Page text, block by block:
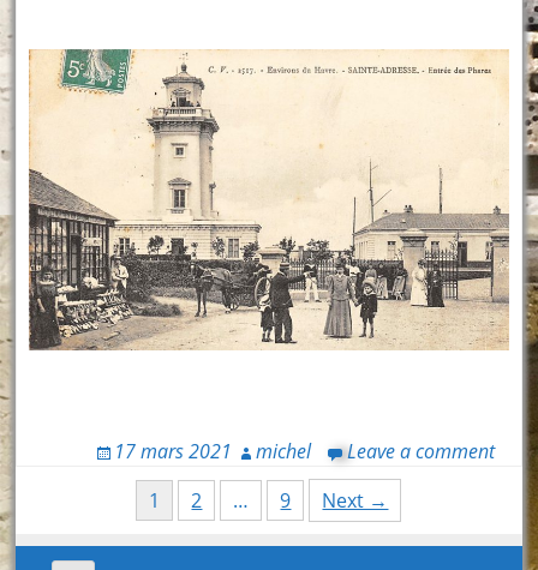
17 mars 2021 michel Leave a comment
1 2 … 9 Next →